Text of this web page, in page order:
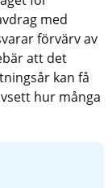
med
förvärv av
att det
kan få
hur många